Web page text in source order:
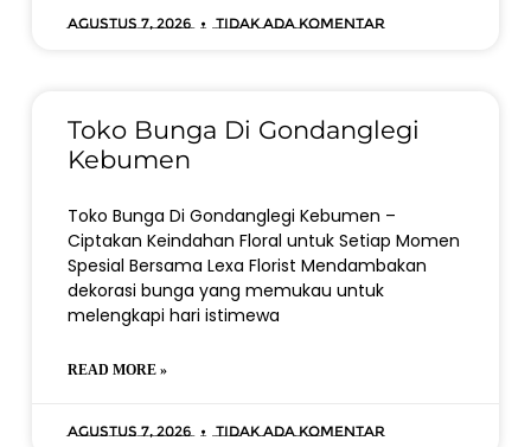
Agustus 7, 2026 Tidak ada komentar
Toko Bunga Di Gondanglegi
Kebumen
Toko Bunga Di Gondanglegi Kebumen –
Ciptakan Keindahan Floral untuk Setiap Momen
Spesial Bersama Lexa Florist Mendambakan
dekorasi bunga yang memukau untuk
melengkapi hari istimewa
READ MORE »
Agustus 7, 2026 Tidak ada komentar